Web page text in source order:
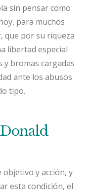
sin pensar como
para muchos
que por su riqueza
libertad especial
bromas cargadas
ante los abusos
tipo.
objetivo y acción, y
esta condición, el